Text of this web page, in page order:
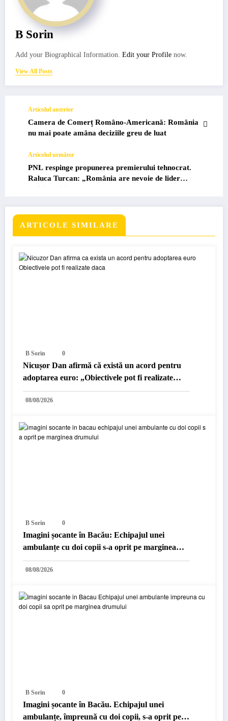
B Sorin
Add your Biographical Information. Edit your Profile now.
View All Posts
Articolul anterior
Camera de Comerț Româno-Americană: România
nu mai poate amâna deciziile greu de luat
Articolul următor
PNL respinge propunerea premierului tehnocrat.
Raluca Turcan: „România are nevoie de lider
politic legitim”
ARTICOLE SIMILARE
B Sorin 0
Nicușor Dan afirmă că există un acord pentru
adoptarea euro: „Obiectivele pot fi realizate
dacă…”
08/08/2026
B Sorin 0
Imagini șocante în Bacău: Echipajul unei
ambulanțe cu doi copii s-a oprit pe marginea
drumului…
08/08/2026
B Sorin 0
Imagini șocante în Bacău. Echipajul unei
ambulanțe, împreună cu doi copii, s-a oprit pe